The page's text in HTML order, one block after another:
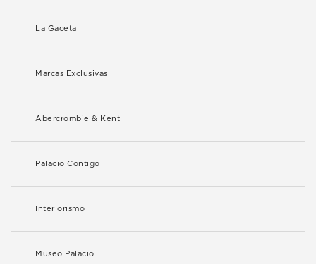
La Gaceta
Marcas Exclusivas
Abercrombie & Kent
Palacio Contigo
Interiorismo
Museo Palacio